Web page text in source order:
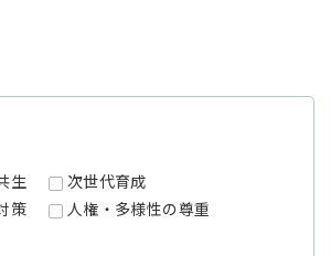
生
次世代育成
策
人権・多様性の尊重